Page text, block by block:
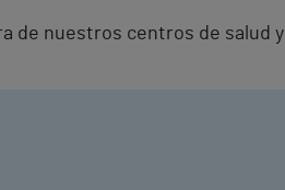
de nuestros centros de salud y